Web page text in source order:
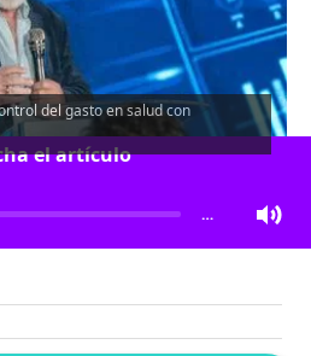
del gasto en salud con
el artículo
…